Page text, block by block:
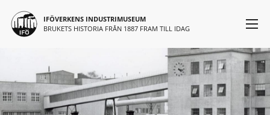
Huvudmeny
IFÖVERKENS INDUSTRIMUSEUM
BRUKETS HISTORIA FRÅN 1887 FRAM TILL IDAG